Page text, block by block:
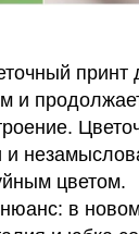
принт
и
и
цветом.
в